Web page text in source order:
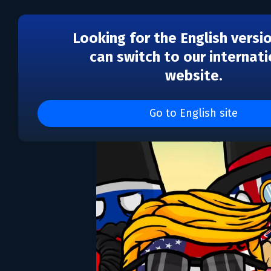
Looking for the English
can switch to our
website.
Go to English site
CountryBalls Heroes